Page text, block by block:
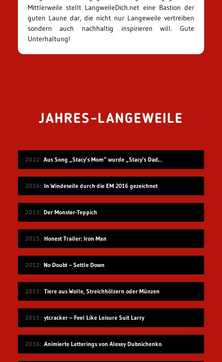
Mittlerweile stellt LangweileDich.net eine Bastion der
guten Laune dar, die nicht nur Langeweile vertreiben
sondern auch nachhaltig inspirieren will. Gute
Unterhaltung!
JAHRES-LANGEWEILE
2022 Aus Song „Stacy’s Mom“ wurde „Stacy’s Dad“ gemacht
2016 In Windeseile durch die EM 2016 gezeichnet
2013 Der Monster-Teppich
2015 Honest Trailer: Iron Man
2012 No Doubt – Settle Down
2015 Tiere aus Wolle, Streichhölzern oder Münzen
2015 ytcracker – Feel Like Leisure Suit Larry
2016 Animierte Letterings von Alexey Dubnichenko